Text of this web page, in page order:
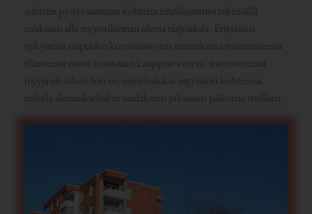
suhteen pystyt saamaan kohteita edullisemmin tekemällä
rohkeasti alle myyntihinnan olevia tarjouksia. Erityisesti
nykyisessä nopeiden koronnostojen seurauksena muuttuneessa
tilanteessa moni asuntoaan kauppaava on ns. motivoitunut
myyjä eli silloin hän on usein halukas myymään kohteensa
reilulla alennuksellakin saadakseen pikaisesti pääomaa itselleen.